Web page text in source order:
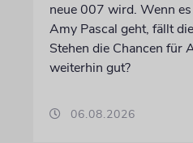
neue 007 wird. Wenn
Amy Pascal geht, fällt
Stehen die Chancen für
weiterhin gut?
06.08.2026